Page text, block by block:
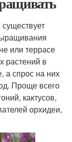
или террасе
растений в
а спрос на них
Проще всего
кактусов,
орхидеи,